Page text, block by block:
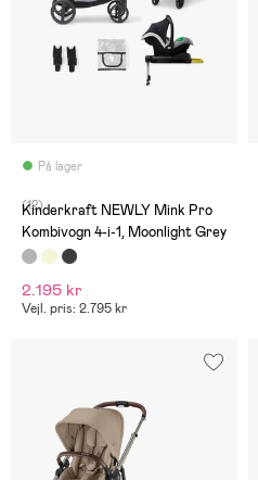
På lager
(12)
Kinderkraft NEWLY Mink Pro
Kombivogn 4-i-1, Moonlight Grey
2.195 kr
Vejl. pris: 2.795 kr